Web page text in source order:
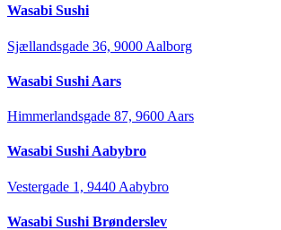
Wasabi Sushi
Sjællandsgade 36, 9000 Aalborg
Wasabi Sushi Aars
Himmerlandsgade 87, 9600 Aars
Wasabi Sushi Aabybro
Vestergade 1, 9440 Aabybro
Wasabi Sushi Brønderslev